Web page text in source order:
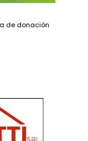
de donación